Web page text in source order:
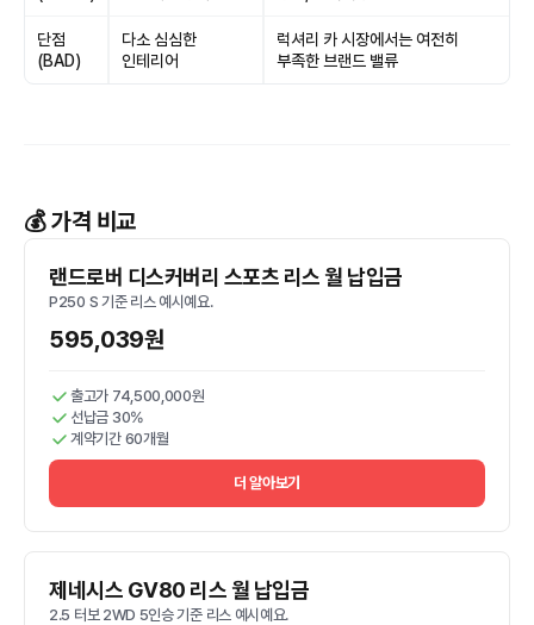
단점
(BAD)
다소 심심한
인테리어
럭셔리 카 시장에서는 여전히
부족한 브랜드 밸류
💰 가격 비교
랜드로버 디스커버리 스포츠 리스 월 납입금
P250 S 기준 리스 예시예요.
595,039원
출고가 74,500,000원
선납금 30%
계약기간 60개월
더 알아보기
제네시스 GV80 리스 월 납입금
2.5 터보 2WD 5인승 기준 리스 예시예요.